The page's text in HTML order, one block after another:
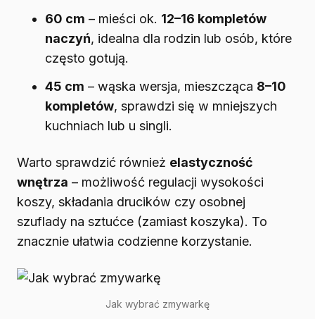
60 cm – mieści ok. 12–16 kompletów
naczyń, idealna dla rodzin lub osób, które
często gotują.
45 cm – wąska wersja, mieszcząca 8–10
kompletów, sprawdzi się w mniejszych
kuchniach lub u singli.
Warto sprawdzić również elastyczność
wnętrza – możliwość regulacji wysokości
koszy, składania drucików czy osobnej
szuflady na sztućce (zamiast koszyka). To
znacznie ułatwia codzienne korzystanie.
Jak wybrać zmywarkę